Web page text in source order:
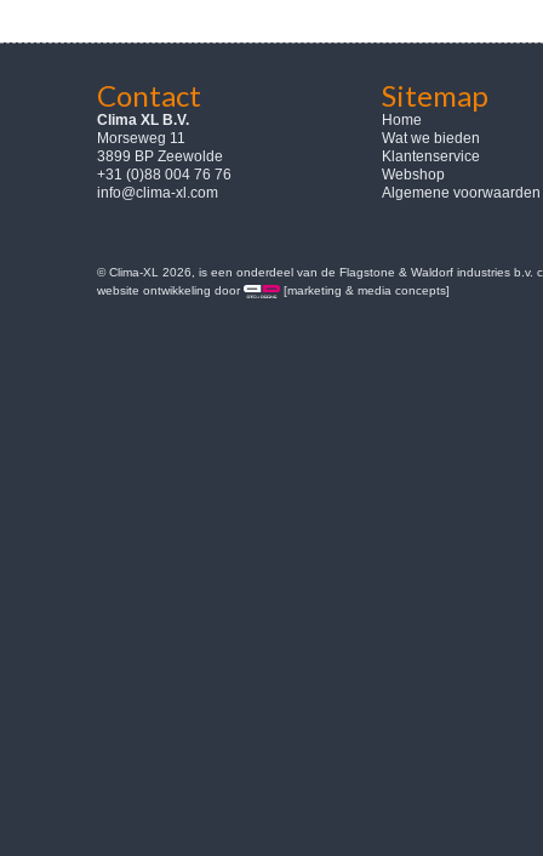
Contact
Clima XL B.V.
Morseweg 11
3899 BP Zeewolde
+31 (0)88 004 76 76
info@clima-xl.com
Sitemap
Home
Wat we bieden
Klantenservice
Webshop
Algemene voorwaarden
© Clima-XL 2026, is een onderdeel van de Flagstone & Waldorf industries b.v.
website ontwikkeling door
[marketing & media concepts]